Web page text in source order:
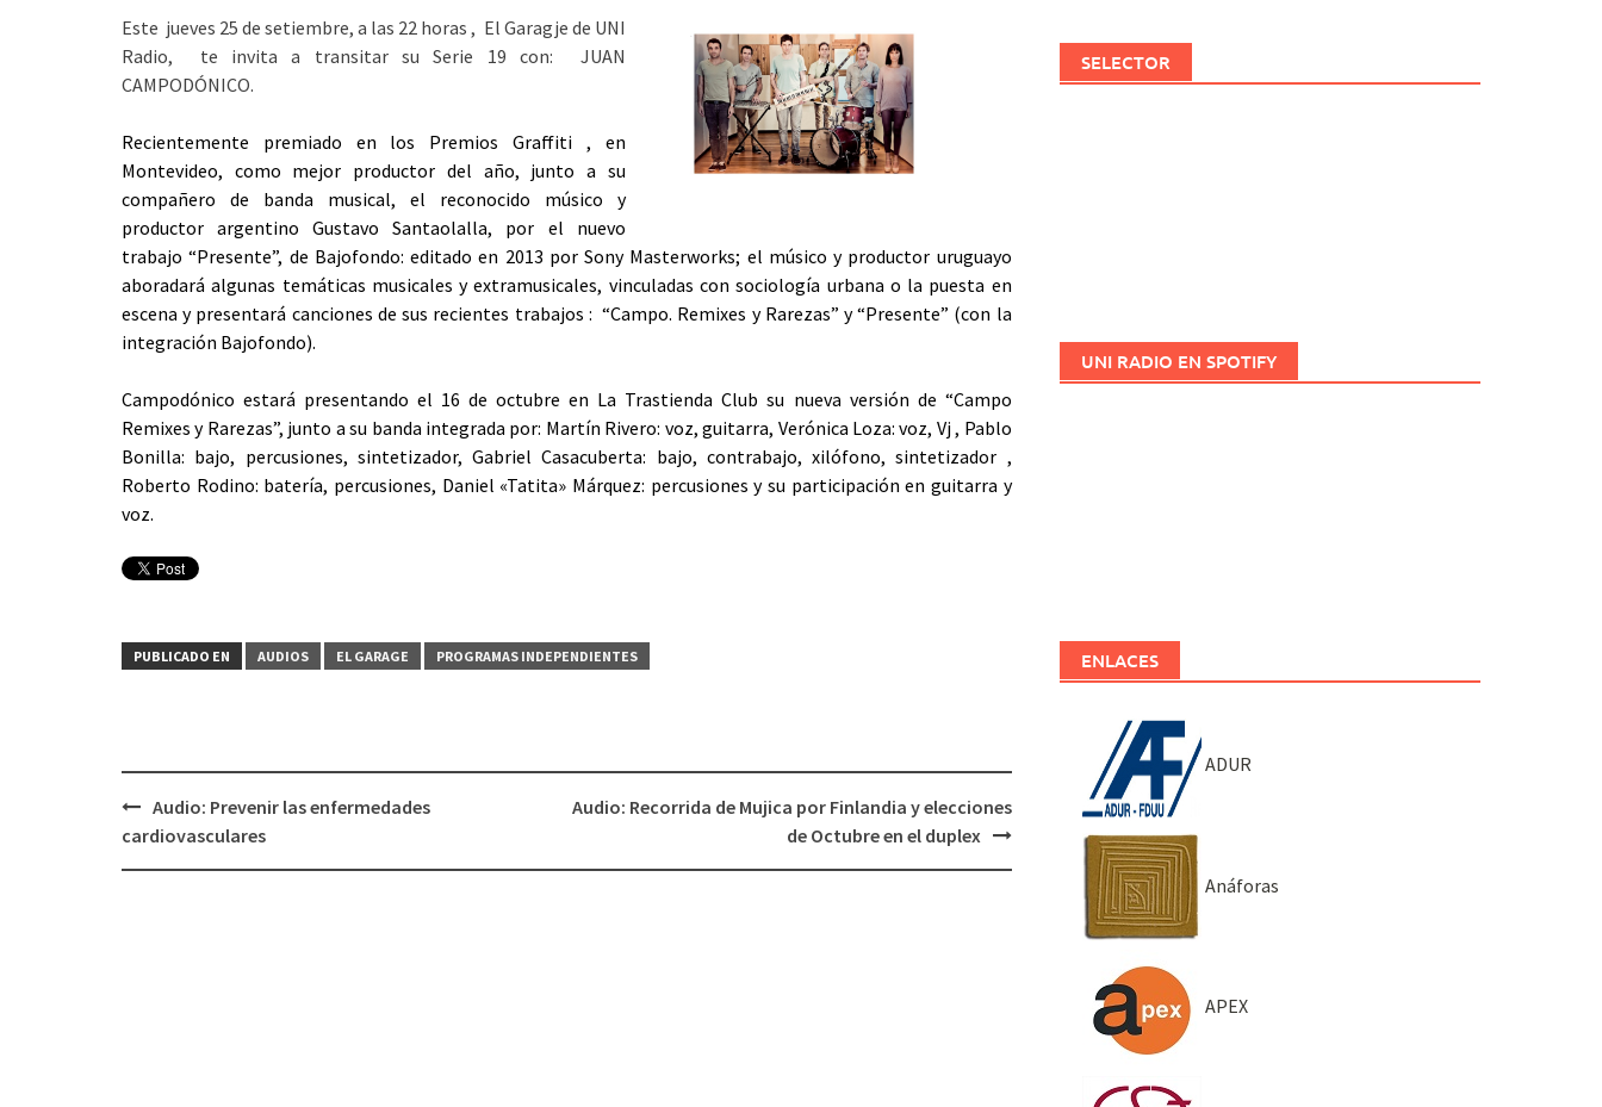
Este jueves 25 de setiembre, a las 22 horas , El Garagje de UNI
Radio, te invita a transitar su Serie 19 con: JUAN
CAMPODÓNICO.
Recientemente premiado en los Premios Graffiti , en
Montevideo, como mejor productor del año, junto a su
compañero de banda musical, el reconocido músico y
productor argentino Gustavo Santaolalla, por el nuevo
trabajo “Presente”, de Bajofondo: editado en 2013 por Sony Masterworks; el músico y productor uruguayo
aboradará algunas temáticas musicales y extramusicales, vinculadas con sociología urbana o la puesta en
escena y presentará canciones de sus recientes trabajos : “Campo. Remixes y Rarezas” y “Presente” (con la
integración Bajofondo).
Campodónico estará presentando el 16 de octubre en La Trastienda Club su nueva versión de “Campo
Remixes y Rarezas”, junto a su banda integrada por: Martín Rivero: voz, guitarra, Verónica Loza: voz, Vj , Pablo
Bonilla: bajo, percusiones, sintetizador, Gabriel Casacuberta: bajo, contrabajo, xilófono, sintetizador ,
Roberto Rodino: batería, percusiones, Daniel «Tatita» Márquez: percusiones y su participación en guitarra y
voz.
PUBLICADO EN AUDIOS EL GARAGE PROGRAMAS INDEPENDIENTES
Navegación
Audio: Prevenir las enfermedades
cardiovasculares
Audio: Recorrida de Mujica por Finlandia y elecciones
de Octubre en el duplex
SELECTOR
UNI RADIO EN SPOTIFY
ENLACES
ADUR
Anáforas
APEX